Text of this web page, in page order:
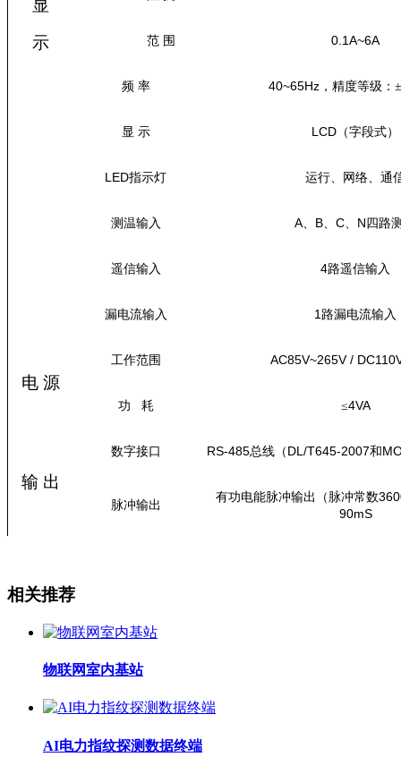
显
示
范 围 0.1A~6A
频 率 40~65Hz ，精度等级：±
显 示 LCD （字段式）
LED指示灯 运行、网络、通
测温输入 A、 B、 C、 N 四路
遥信输入 4路遥信输入
漏电流输入 1路漏电流输入
电 源
工作范围 AC85V~265V/ DC110
功 耗 ≤4VA
输 出
数字接口 RS-485总线（ DL/T645-2007和
脉冲输出
有功电能脉冲输出（脉冲常数3
90mS
相关推荐
物联网室内基站
AI电力指纹探测数据终端